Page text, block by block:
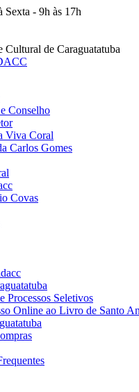
Sexta - 9h às 17h
Cultural de Caraguatatuba
Conselho
Viva Coral
Carlos Gomes
Covas
Processos Seletivos
Online ao Livro de Santo